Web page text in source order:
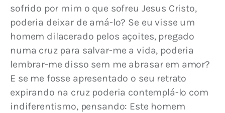
sofrido por mim o que sofreu Jesus Cristo,
poderia deixar de amá-lo? Se eu visse um
homem dilacerado pelos açoites, pregado
numa cruz para salvar-me a vida, poderia
lembrar-me disso sem me abrasar em amor?
E se me fosse apresentado o seu retrato
expirando na cruz poderia contemplá-lo com
indiferentismo, pensando: Este homem